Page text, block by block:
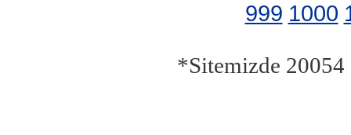
999 1000
*Sitemizde 20054